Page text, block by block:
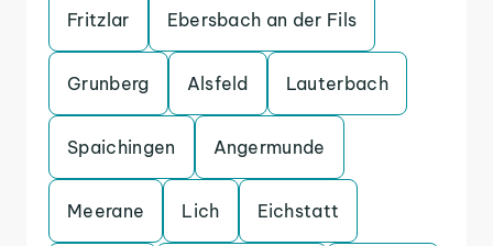
Fritzlar Ebersbach an der Fils
Grunberg Alsfeld Lauterbach
Spaichingen Angermunde
Meerane Lich Eichstatt